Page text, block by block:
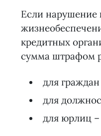
Если нарушение
кредитных
сумма штрафом
для
для
для юрлиц –